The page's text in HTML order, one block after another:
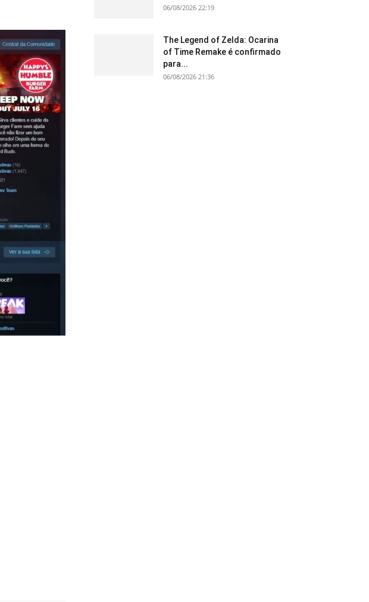
06/08/2026 22:19
The Legend of Zelda: Ocarina
of Time Remake é confirmado
para...
06/08/2026 21:36